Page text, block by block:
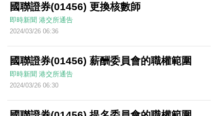
國聯證券(01456) 更換核數師
即時新聞 港交所通告
2024/03/26 06:36
國聯證券(01456) 薪酬委員會的職權範圍
即時新聞 港交所通告
2024/03/26 06:30